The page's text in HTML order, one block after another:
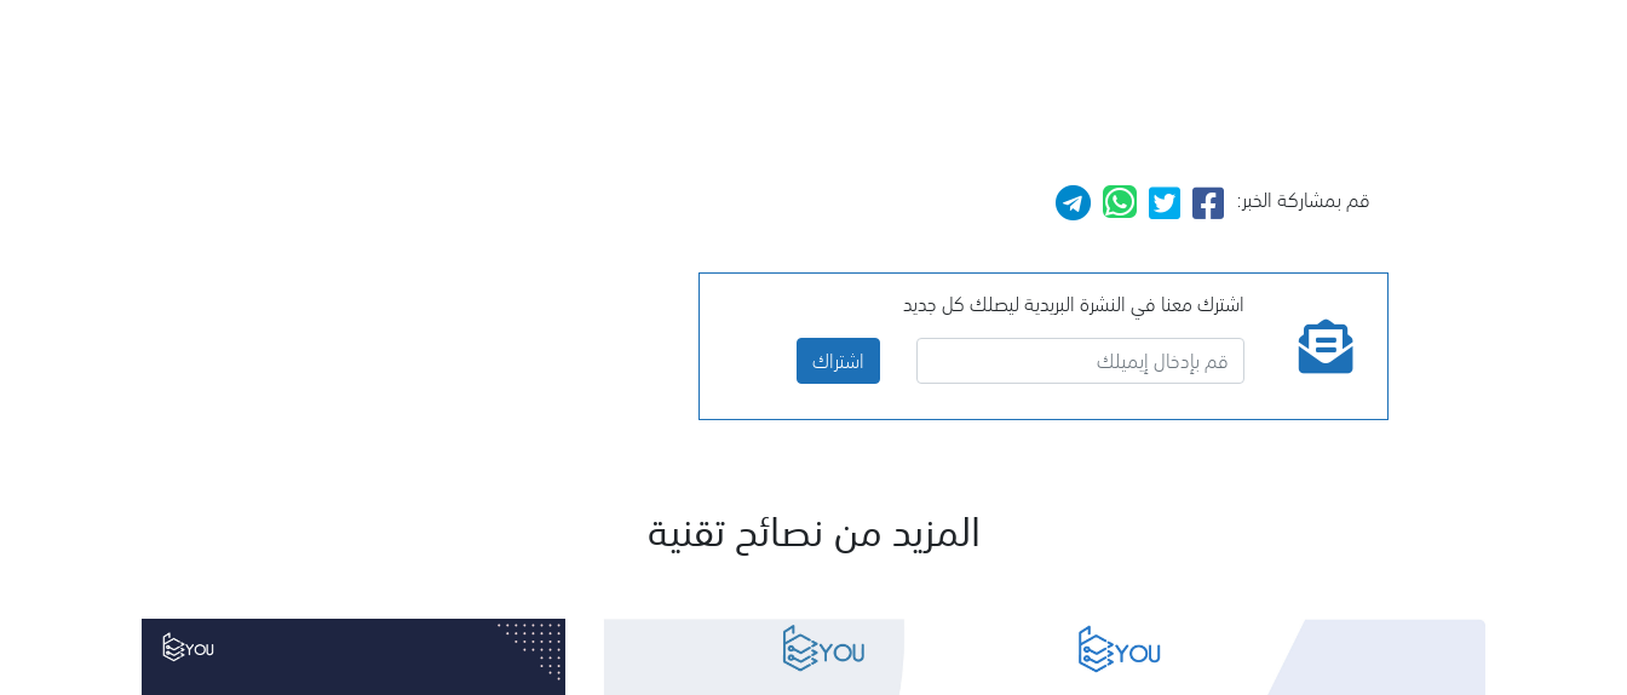
قم بمشاركة الخبر:
اشترك معنا في النشرة البريدية ليصلك كل جديد
اشتراك
المزيد من نصائح تقنية